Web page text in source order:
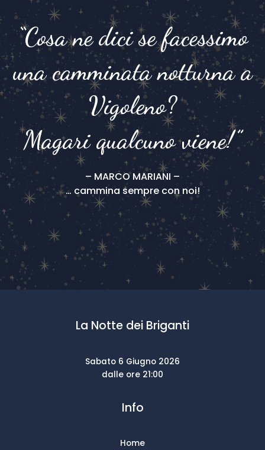
“Cosa ne dici se facessimo
una camminata notturna a
Vigoleno?
Magari qualcuno viene!”
– MARCO MARIANI –
… cammina sempre con noi!
La Notte dei Briganti
Sabato 6 Giugno 2026
dalle ore 21:00
Info
Home